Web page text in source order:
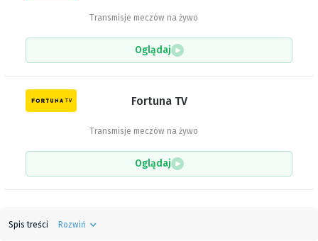
Transmisje meczów na żywo
Oglądaj
Fortuna TV
Transmisje meczów na żywo
Oglądaj
Spis treści Rozwiń